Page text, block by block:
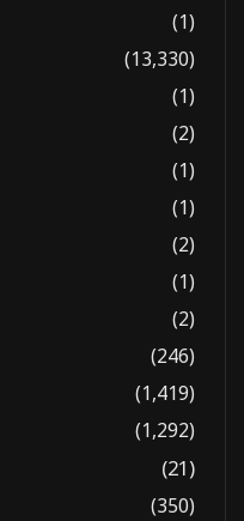
(1)
(13,330)
(1)
(2)
(1)
(1)
(2)
(1)
(2)
(246)
(1,419)
(1,292)
(21)
(350)